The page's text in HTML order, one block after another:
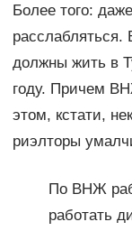
Более того:
расслабляться.
должны жить в
году. Причем
этом, кстати,
риэлторы
По ВНЖ
работать